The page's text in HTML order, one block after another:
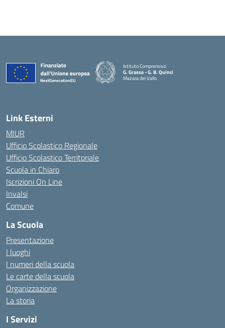
Istituto Comprensivo
G. Grassa - G. B. Quinci
Mazara del Vallo
Link Esterni
MIUR
Ufficio Scolastico Regionale
Ufficio Scolastico Territoriale
Scuola in Chiaro
Iscrizioni On Line
Invalsi
Comune
La Scuola
Presentazione
I luoghi
I numeri della scuola
Le carte della scuola
Organizzazione
La storia
I Servizi